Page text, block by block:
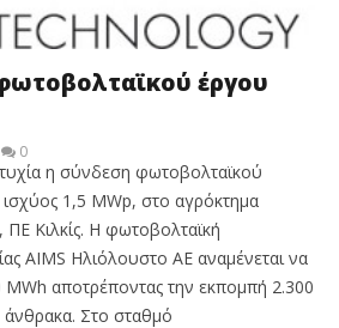
έργου
0
η σύνδεση φωτοβολταϊκού
1,5 MWp, στο αγρόκτημα
ΠΕ Κιλκίς. Η φωτοβολταϊκή
AIMS Ηλιόλουστο ΑΕ αναμένεται να
MWh αποτρέποντας την εκπομπή 2.300
άνθρακα. Στο σταθμό